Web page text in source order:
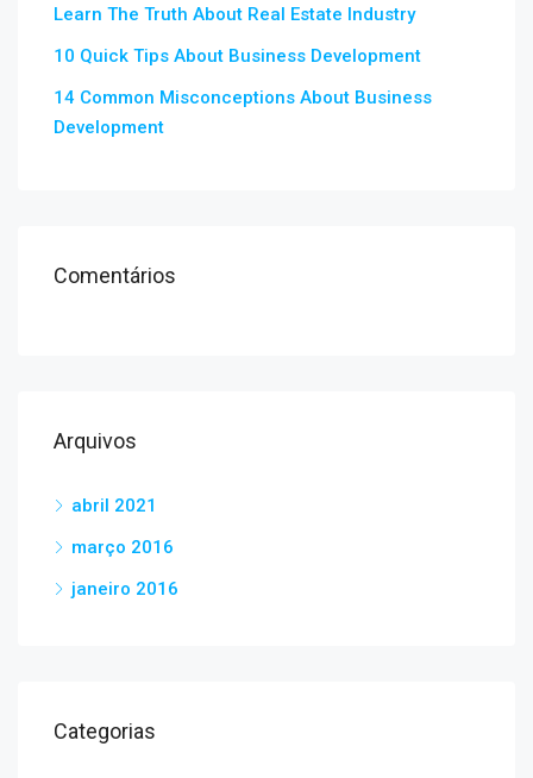
Learn The Truth About Real Estate Industry
10 Quick Tips About Business Development
14 Common Misconceptions About Business
Development
Comentários
Arquivos
abril 2021
março 2016
janeiro 2016
Categorias